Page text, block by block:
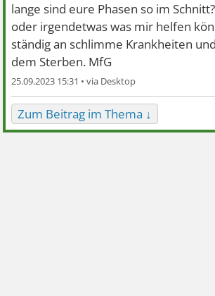
lange sind eure Phasen so im
oder irgendetwas was mir helfen
ständig an schlimme Krankheiten
dem Sterben. MfG
25.09.2023 15:31 •
Zum Beitrag im Thema ↓